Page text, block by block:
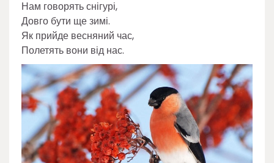
Нам говорять снігурі,
Довго бути ще зимі.
Як прийде весняний час,
Полетять вони від нас.